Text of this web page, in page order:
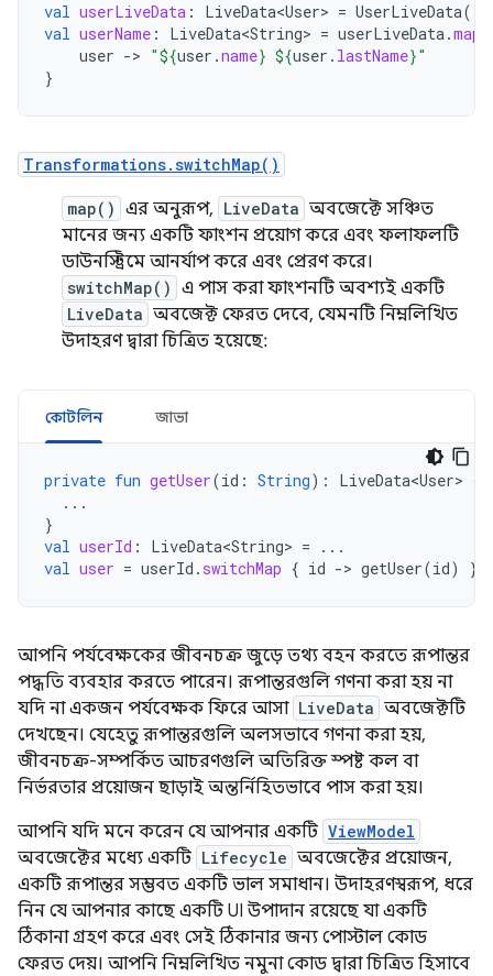
val userLiveData : LiveData<User> = UserLiveData()
val userName : LiveData<String> = userLiveData.map
user -> "${user .name} ${user . lastName}"
}
Transformations.switchMap()
map() এর অনুরূপ, LiveData অবজেক্টে সঞ্চিত
মানের জন্য একটি ফাংশন প্রয়োগ করে এবং ফলাফলটি
ডাউনস্ট্রিমে আনর্যাপ করে এবং প্রেরণ করে।
switchMap() এ পাস করা ফাংশনটি অবশ্যই একটি
LiveData অবজেক্ট ফেরত দেবে, যেমনটি নিম্নলিখিত
উদাহরণ দ্বারা চিত্রিত হয়েছে:
কোটলিন জাভা
private fun getUser(id : String): LiveData<User> {
...
}
val userId : LiveData<String> =
...
val user = userId . switchMap { id -> getUser(id) }
আপনি পর্যবেক্ষকের জীবনচক্র জুড়ে তথ্য বহন করতে রূপান্তর
পদ্ধতি ব্যবহার করতে পারেন। রূপান্তরগুলি গণনা করা হয় না
যদি না একজন পর্যবেক্ষক ফিরে আসা LiveData অবজেক্টটি
দেখছেন। যেহেতু রূপান্তরগুলি অলসভাবে গণনা করা হয়,
জীবনচক্র-সম্পর্কিত আচরণগুলি অতিরিক্ত স্পষ্ট কল বা
নির্ভরতার প্রয়োজন ছাড়াই অন্তর্নিহিতভাবে পাস করা হয়।
আপনি যদি মনে করেন যে আপনার একটি ViewModel
অবজেক্টের মধ্যে একটি Lifecycle অবজেক্টের প্রয়োজন,
একটি রূপান্তর সম্ভবত একটি ভাল সমাধান। উদাহরণস্বরূপ, ধরে
নিন যে আপনার কাছে একটি UI উপাদান রয়েছে যা একটি
ঠিকানা গ্রহণ করে এবং সেই ঠিকানার জন্য পোস্টাল কোড
ফেরত দেয়। আপনি নিম্নলিখিত নমুনা কোড দ্বারা চিত্রিত হিসাবে